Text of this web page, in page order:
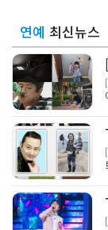
연예 최신뉴스